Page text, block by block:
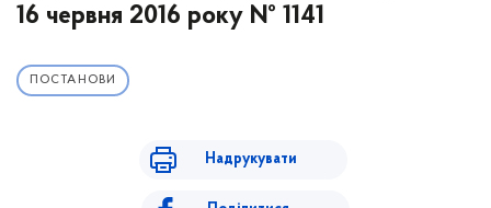
16 червня 2016 року № 1141
ПОСТАНОВИ
Надрукувати